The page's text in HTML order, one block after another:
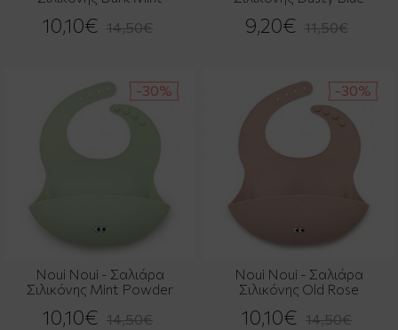
10,10€ 14,50€ 9,20€ 11,50€
-30%
Noui Noui - Σαλιάρα
Σιλικόνης Mint Powder
10,10€ 14,50€
-30%
Noui Noui - Σαλιάρα
Σιλικόνης Old Rose
10,10€ 14,50€